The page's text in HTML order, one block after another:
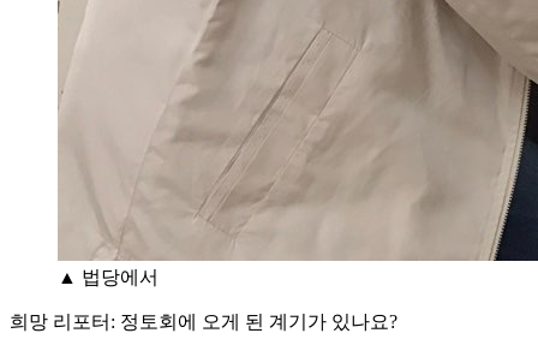
▲ 법당에서
희망 리포터: 정토회에 오게 된 계기가 있나요?